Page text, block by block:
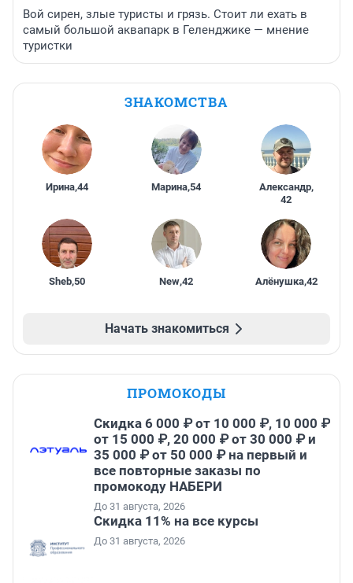
Вой сирен, злые туристы и грязь. Стоит ли ехать в
самый большой аквапарк в Геленджике — мнение
туристки
ЗНАКОМСТВА
Ирина,44 Марина,54 Александр,
42
Sheb,50 New,42 Алёнушка,42
Начать знакомиться
ПРОМОКОДЫ
Скидка 6 000 ₽ от 10 000 ₽, 10 000 ₽
от 15 000 ₽, 20 000 ₽ от 30 000 ₽ и
35 000 ₽ от 50 000 ₽ на первый и
все повторные заказы по
промокоду НАБЕРИ
До 31 августа, 2026
Скидка 11% на все курсы
До 31 августа, 2026